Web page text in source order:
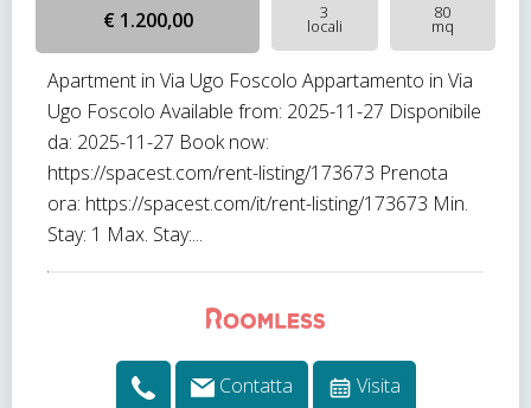
€ 1.200,00 3
locali
80
mq
Apartment in Via Ugo Foscolo Appartamento in Via
Ugo Foscolo Available from: 2025-11-27 Disponibile
da: 2025-11-27 Book now:
https://spacest.com/rent-listing/173673 Prenota
ora: https://spacest.com/it/rent-listing/173673 Min.
Stay: 1 Max. Stay:...
Contatta Visita